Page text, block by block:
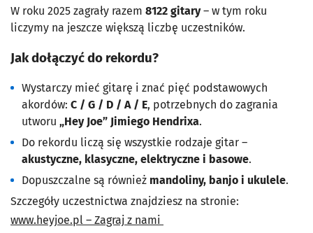
W roku 2025 zagrały razem 8122 gitary– w tym roku
liczymy na jeszcze większą liczbę uczestników.
Jak dołączyć do rekordu?
Wystarczy mieć gitarę i znać pięć podstawowych
akordów: C / G / D / A / E, potrzebnych do zagrania
utworu „Hey Joe” Jimiego Hendrixa.
Do rekordu liczą się wszystkie rodzaje gitar –
akustyczne, klasyczne, elektryczne i basowe.
Dopuszczalne są również mandoliny, banjo i ukulele.
Szczegóły uczestnictwa znajdziesz na stronie:
www.heyjoe.pl – Zagraj z nami